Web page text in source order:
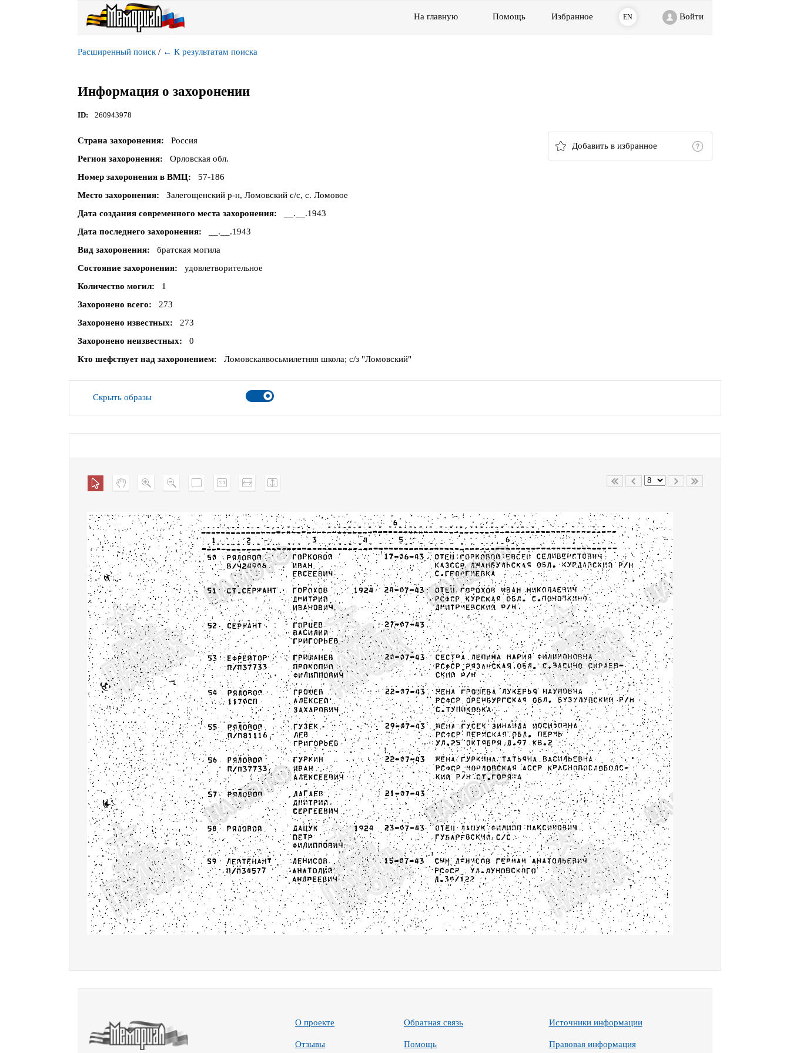
На главную Помощь Избранное EN Войти
Расширенный поиск / ← К результатам поиска
Информация о захоронении
ID 260943978
Добавить в избранное
Страна захоронения
Россия
Регион захоронения
Орловская обл.
Номер захоронения в ВМЦ
57-186
Место захоронения
Залегощенский р-н, Ломовский с/с, с. Ломовое
Дата создания современного места захоронения
__.__.1943
Дата последнего захоронения
__.__.1943
Вид захоронения
братская могила
Состояние захоронения
удовлетворительное
Количество могил
1
Захоронено всего
273
Захоронено известных
273
Захоронено неизвестных
0
Кто шефствует над захоронением
Ломовскаявосьмилетняя школа; с/з "Ломовский"
Скрыть образы
О проекте
Отзывы
Обратная связь
Помощь
Источники информации
Правовая информация